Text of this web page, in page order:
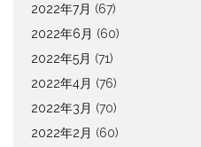
2022年7月 (67)
2022年6月 (60)
2022年5月 (71)
2022年4月 (76)
2022年3月 (70)
2022年2月 (60)